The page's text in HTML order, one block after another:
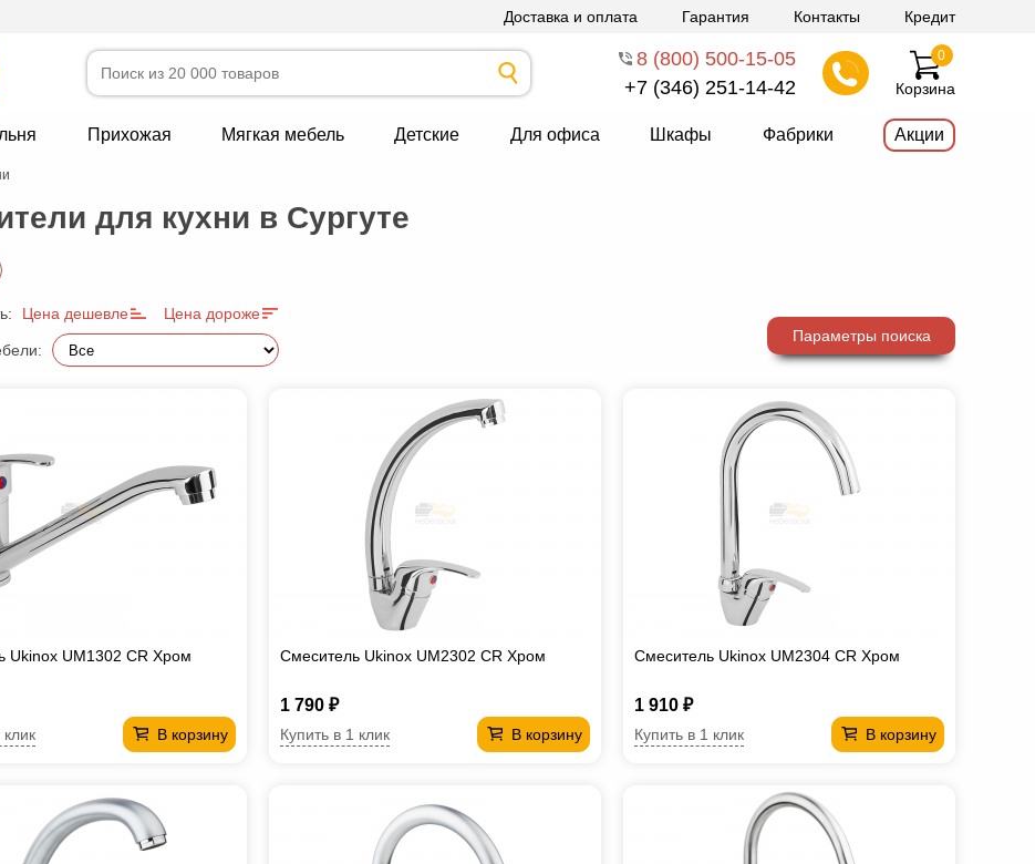
Доставка и оплата Гарантия Контакты Кредит
8 (800) 500-15-05
+7 (346) 251-14-42
Корзина
0
Прихожая Мягкая мебель Детские Для офиса Шкафы Фабрики Акции
для кухни в Сургуте
Цена дешевле Цена дороже
Параметры поиска
Ukinox UM1302 CR Хром
В корзину
клик
Смеситель Ukinox UM2302 CR Хром
1 790 ₽
В корзину
Купить в 1 клик
Смеситель Ukinox UM2304 CR Хром
1 910 ₽
В корзину
Купить в 1 клик